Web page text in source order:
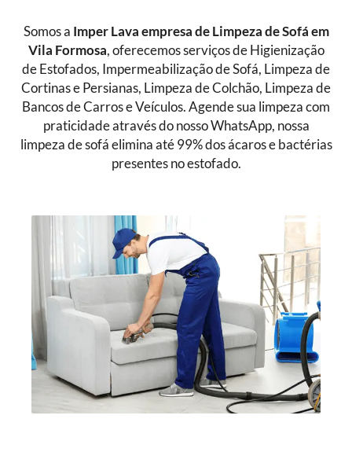
Somos a Imper Lava empresa de Limpeza de Sofá em
Vila Formosa, oferecemos serviços de Higienização
de Estofados, Impermeabilização de Sofá, Limpeza de
Cortinas e Persianas, Limpeza de Colchão, Limpeza de
Bancos de Carros e Veículos. Agende sua limpeza com
praticidade através do nosso WhatsApp, nossa
limpeza de sofá elimina até 99% dos ácaros e bactérias
presentes no estofado.